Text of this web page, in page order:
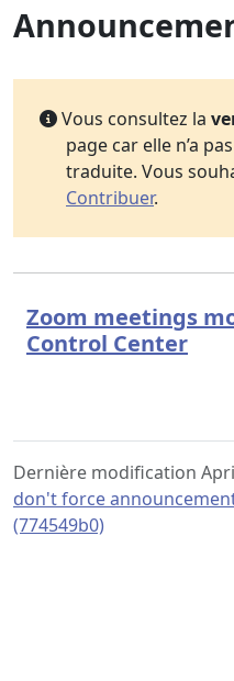
Vous consultez la
page car elle n’a
traduite. Vous
Contribuer.
Zoom meetings
Control Center
Dernière modification
don't force
(774549b0)